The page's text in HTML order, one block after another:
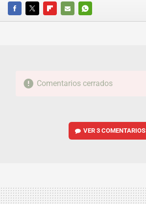
FACEBOOKTWITTERFLIPBOARD
E-
WHATSAPP
Comentarios cerrados
VER3 COMENTARIOS